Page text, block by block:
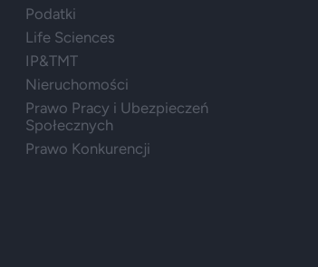
Podatki
Life Sciences
IP&TMT
Nieruchomości
Prawo Pracy i Ubezpieczeń
Społecznych
Prawo Konkurencji